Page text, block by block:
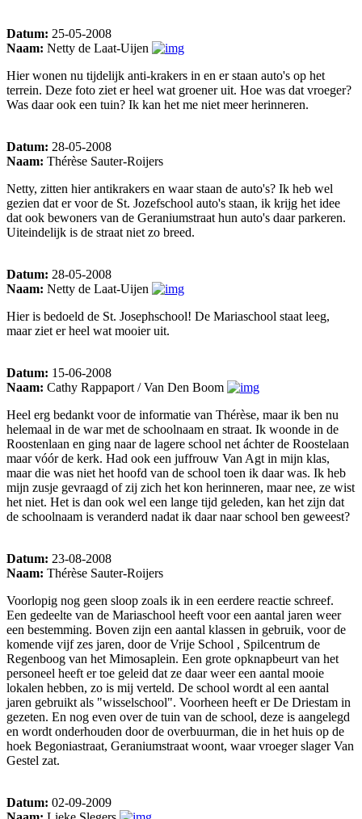
Datum: 25-05-2008
Naam: Netty de Laat-Uijen
Hier wonen nu tijdelijk anti-krakers in en er staan auto's op het
terrein. Deze foto ziet er heel wat groener uit. Hoe was dat vroeger?
Was daar ook een tuin? Ik kan het me niet meer herinneren.
Datum: 28-05-2008
Naam: Thérèse Sauter-Roijers
Netty, zitten hier antikrakers en waar staan de auto's? Ik heb wel
gezien dat er voor de St. Jozefschool auto's staan, ik krijg het idee
dat ook bewoners van de Geraniumstraat hun auto's daar parkeren.
Uiteindelijk is de straat niet zo breed.
Datum: 28-05-2008
Naam: Netty de Laat-Uijen
Hier is bedoeld de St. Josephschool! De Mariaschool staat leeg,
maar ziet er heel wat mooier uit.
Datum: 15-06-2008
Naam: Cathy Rappaport / Van Den Boom
Heel erg bedankt voor de informatie van Thérèse, maar ik ben nu
helemaal in de war met de schoolnaam en straat. Ik woonde in de
Roostenlaan en ging naar de lagere school net áchter de Roostelaan
maar vóór de kerk. Had ook een juffrouw Van Agt in mijn klas,
maar die was niet het hoofd van de school toen ik daar was. Ik heb
mijn zusje gevraagd of zij zich het kon herinneren, maar nee, ze wist
het niet. Het is dan ook wel een lange tijd geleden, kan het zijn dat
de schoolnaam is veranderd nadat ik daar naar school ben geweest?
Datum: 23-08-2008
Naam: Thérèse Sauter-Roijers
Voorlopig nog geen sloop zoals ik in een eerdere reactie schreef.
Een gedeelte van de Mariaschool heeft voor een aantal jaren weer
een bestemming. Boven zijn een aantal klassen in gebruik, voor de
komende vijf zes jaren, door de Vrije School , Spilcentrum de
Regenboog van het Mimosaplein. Een grote opknapbeurt van het
personeel heeft er toe geleid dat ze daar weer een aantal mooie
lokalen hebben, zo is mij verteld. De school wordt al een aantal
jaren gebruikt als "wisselschool". Voorheen heeft er De Driestam in
gezeten. En nog even over de tuin van de school, deze is aangelegd
en wordt onderhouden door de overbuurman, die in het huis op de
hoek Begoniastraat, Geraniumstraat woont, waar vroeger slager Van
Gestel zat.
Datum: 02-09-2009